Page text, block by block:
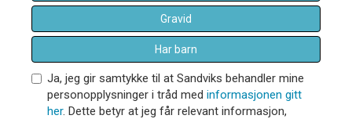
Gravid
Har barn
Ja, jeg gir samtykke til at Sandviks behandler mine
personopplysninger i tråd med informasjonen gitt
her. Dette betyr at jeg får relevant informasjon,